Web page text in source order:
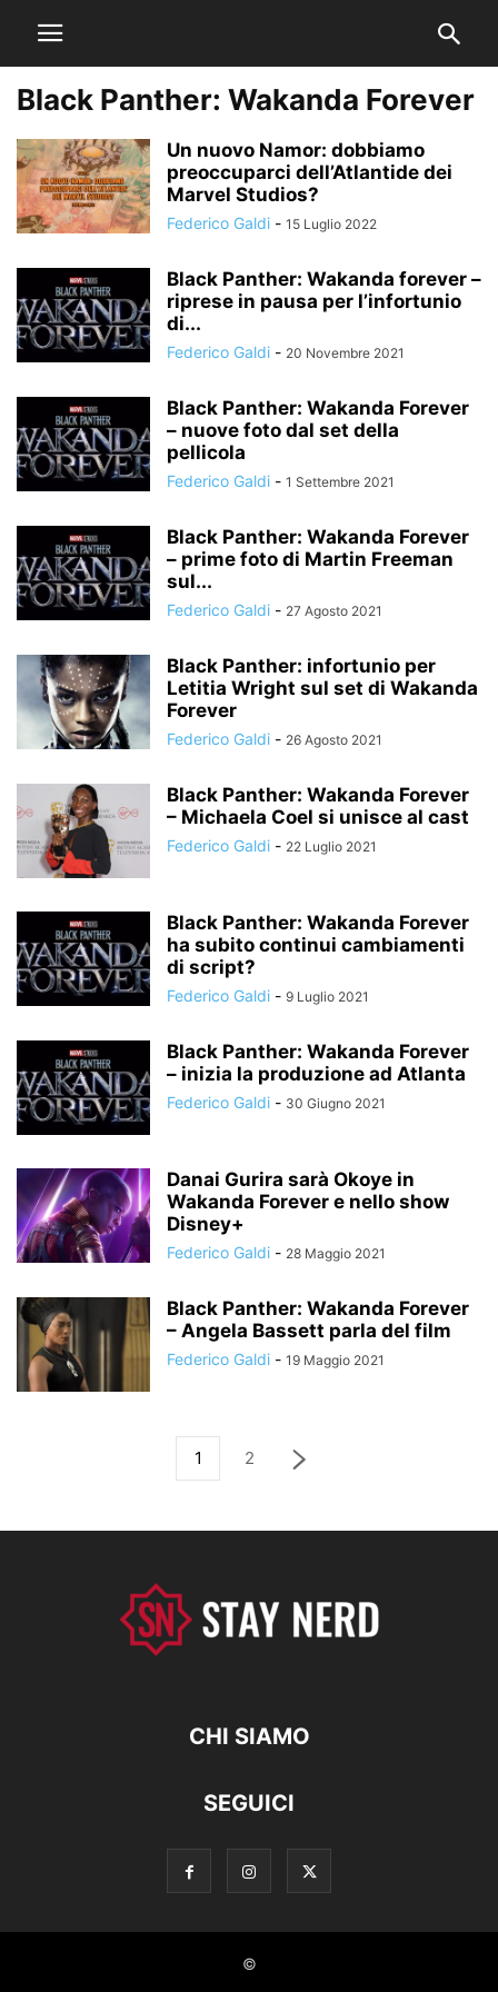
Black Panther: Wakanda Forever
Un nuovo Namor: dobbiamo
preoccuparci dell’Atlantide dei
Marvel Studios?
Federico Galdi - 15 Luglio 2022
Black Panther: Wakanda forever –
riprese in pausa per l’infortunio
di...
Federico Galdi - 20 Novembre 2021
Black Panther: Wakanda Forever
– nuove foto dal set della
pellicola
Federico Galdi - 1 Settembre 2021
Black Panther: Wakanda Forever
– prime foto di Martin Freeman
sul...
Federico Galdi - 27 Agosto 2021
Black Panther: infortunio per
Letitia Wright sul set di Wakanda
Forever
Federico Galdi - 26 Agosto 2021
Black Panther: Wakanda Forever
– Michaela Coel si unisce al cast
Federico Galdi - 22 Luglio 2021
Black Panther: Wakanda Forever
ha subito continui cambiamenti
di script?
Federico Galdi - 9 Luglio 2021
Black Panther: Wakanda Forever
– inizia la produzione ad Atlanta
Federico Galdi - 30 Giugno 2021
Danai Gurira sarà Okoye in
Wakanda Forever e nello show
Disney+
Federico Galdi - 28 Maggio 2021
Black Panther: Wakanda Forever
– Angela Bassett parla del film
Federico Galdi - 19 Maggio 2021
1 2
CHI SIAMO
SEGUICI
©